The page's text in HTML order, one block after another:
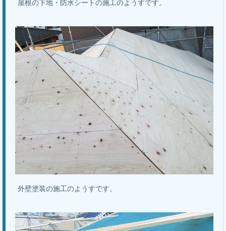
屋根の下地・防水シートの施工のようすです。
外壁塗装の施工のようすです。